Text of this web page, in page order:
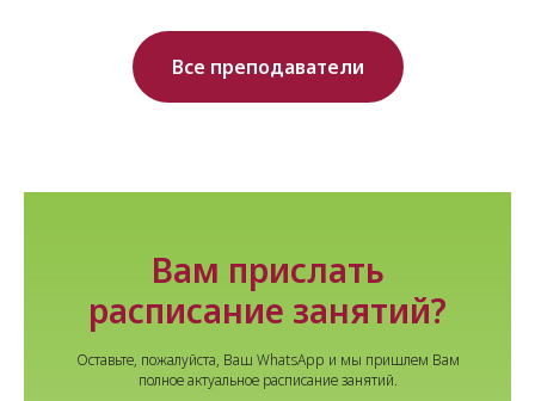
Все преподаватели
Вам прислать
расписание занятий?
Оставьте, пожалуйста, Ваш WhatsApp и мы пришлем Вам
полное актуальное расписание занятий.